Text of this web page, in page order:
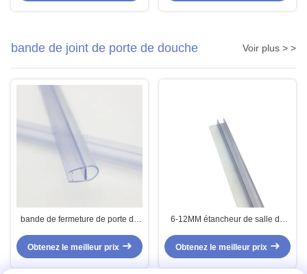
bande de joint de porte de douche Voir plus > >
bande de fermeture de porte de
cadre de 6 à 12 mm avec joints
en PVC imperméables
Obtenez le meilleur prix
6-12MM étancheur de salle de
étancheur de salle de bain
étancheur pour porte en verre
Obtenez le meilleur prix